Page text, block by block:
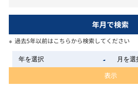
年月で検索
過去5年以前はこちらから検索してください
表示